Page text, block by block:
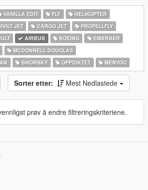
VANILLA EDIT FLY
HELIKOPTER
JET CARGO JET
PROPELLFLY
AIRBUS BOEING
EMBRAER
MCDONNELL DOUGLAS
SIKORSKY OPPDIKTET MENYOO
Sorter etter: Mest Nedlastede
prøv å endre filtreringskriteriene.